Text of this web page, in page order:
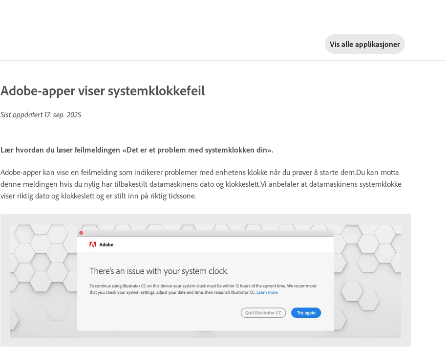
Vis alle applikasjoner
Adobe-apper viser systemklokkefeil
Sist oppdatert 17. sep. 2025
Lær hvordan du løser feilmeldingen «Det er et problem med systemklokken din».
Adobe-apper kan vise en feilmelding som indikerer problemer med enhetens klokke når du prøver å starte dem.Du kan motta
denne meldingen hvis du nylig har tilbakestilt datamaskinens dato og klokkeslett.Vi anbefaler at datamaskinens systemklokke
viser riktig dato og klokkeslett og er stilt inn på riktig tidssone.